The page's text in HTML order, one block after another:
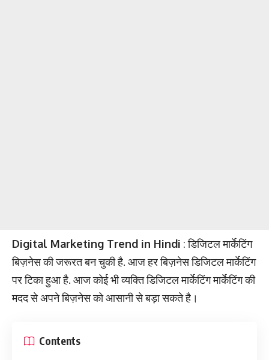
Digital Marketing Trend in Hindi : डिजिटल मार्केटिंग
बिज़नेस की जरूरत बन चुकी है. आज हर बिज़नेस डिजिटल मार्केटिंग
पर टिका हुआ है. आज कोई भी व्यक्ति डिजिटल मार्केटिंग मार्केटिंग की
मदद से अपने बिज़नेस को आसानी से बड़ा सकते है।
Contents